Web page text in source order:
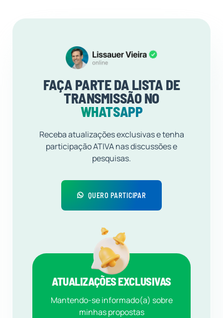
FAÇA PARTE DA LISTA DE
TRANSMISSÃO NO
WHATSAPP
Receba atualizações exclusivas e tenha
participação ATIVA nas discussões e
pesquisas.
QUERO PARTICIPAR
ATUALIZAÇÕES EXCLUSIVAS
Mantendo-se informado(a) sobre
minhas propostas